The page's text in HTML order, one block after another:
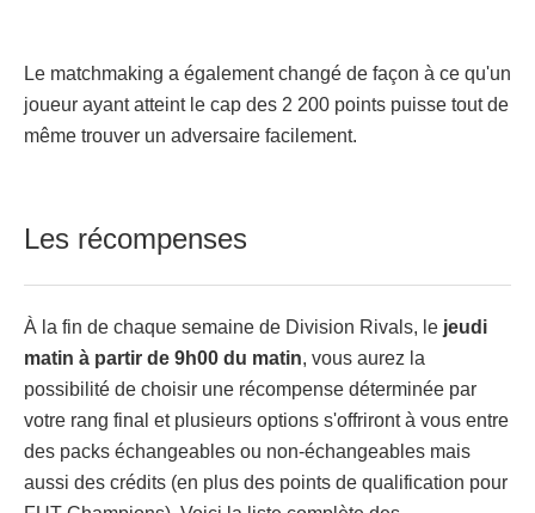
Le matchmaking a également changé de façon à ce qu'un
joueur ayant atteint le cap des 2 200 points puisse tout de
même trouver un adversaire facilement.
Les récompenses
À la fin de chaque semaine de Division Rivals, le jeudi
matin à partir de 9h00 du matin, vous aurez la
possibilité de choisir une récompense déterminée par
votre rang final et plusieurs options s'offriront à vous entre
des packs échangeables ou non-échangeables mais
aussi des crédits (en plus des points de qualification pour